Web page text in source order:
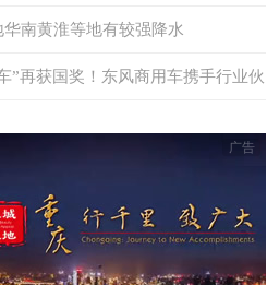
华南黄淮等地有较强降水
”再获国奖！东风商用车携手行业伙